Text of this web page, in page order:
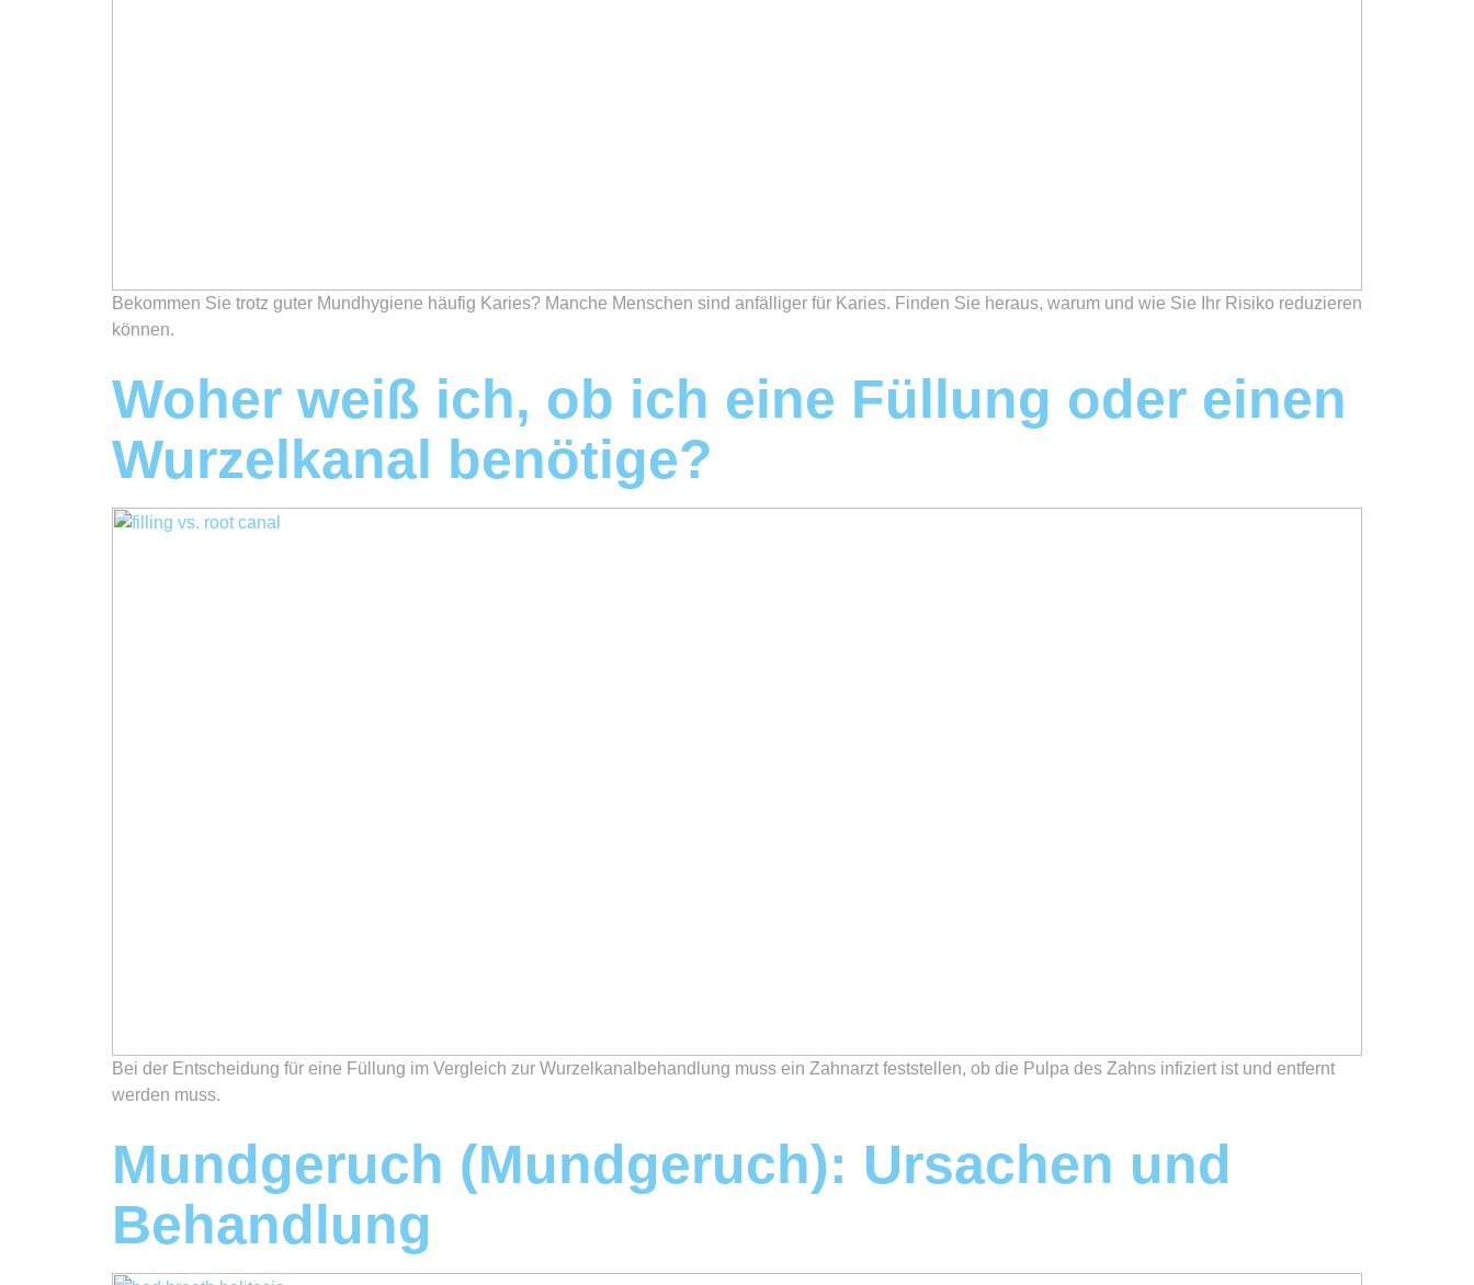
Bekommen Sie trotz guter Mundhygiene häufig Karies? Manche Menschen sind anfälliger für Karies. Finden Sie heraus, warum und wie Sie Ihr Risiko reduzieren
können.
Woher weiß ich, ob ich eine Füllung oder einen
Wurzelkanal benötige?
Bei der Entscheidung für eine Füllung im Vergleich zur Wurzelkanalbehandlung muss ein Zahnarzt feststellen, ob die Pulpa des Zahns infiziert ist und entfernt
werden muss.
Mundgeruch (Mundgeruch): Ursachen und
Behandlung